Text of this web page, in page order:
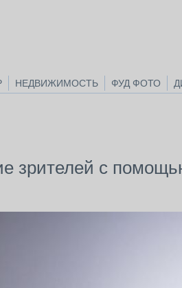
НЕДВИЖИМОСТЬ ФУД ФОТО
зрителей с